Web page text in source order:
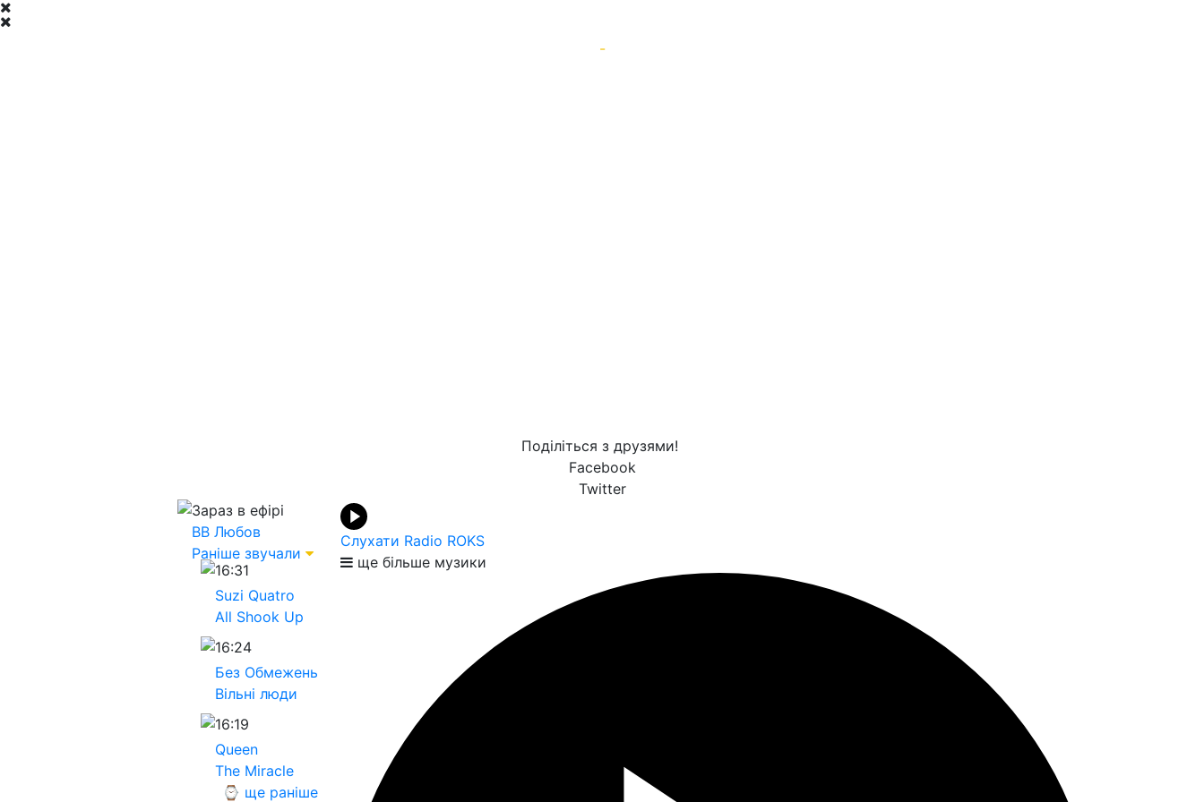
-
Поділіться з друзями!
Facebook
Twitter
Зараз в ефірі
ВВ Любов
Раніше звучали
16:31
Suzi Quatro
All Shook Up
16:24
Без Обмежень
Вільні люди
16:19
Queen
The Miracle
⌚ ще раніше
Слухати Radio ROKS
ще більше музики